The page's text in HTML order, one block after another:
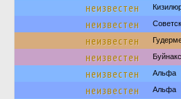
неизвестен
неизвестен
неизвестен
неизвестен
неизвестен Альфа
неизвестен Альфа